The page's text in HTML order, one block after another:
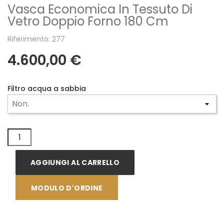
Vasca Economica In Tessuto Di
Vetro Doppio Forno 180 Cm
Riferimento: 277
4.600,00 €
Filtro acqua a sabbia
AGGIUNGI AL CARRELLO
MODULO D'ORDINE